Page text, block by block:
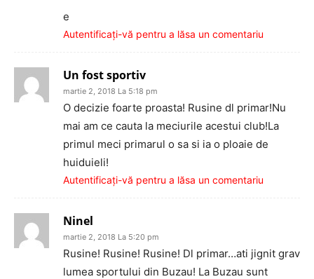
e
Autentificați-vă pentru a lăsa un comentariu
Un fost sportiv
martie 2, 2018 La 5:18 pm
O decizie foarte proasta! Rusine dl primar!Nu
mai am ce cauta la meciurile acestui club!La
primul meci primarul o sa si ia o ploaie de
huiduieli!
Autentificați-vă pentru a lăsa un comentariu
Ninel
martie 2, 2018 La 5:20 pm
Rusine! Rusine! Rusine! Dl primar…ati jignit grav
lumea sportului din Buzau! La Buzau sunt